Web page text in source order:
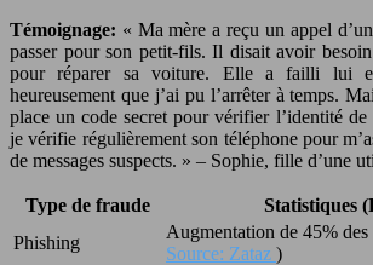
Témoignage: « Ma mère a reçu un appel
passer pour son petit-fils. Il disait avoir besoin
pour réparer sa voiture. Elle a failli lui
heureusement que j’ai pu l’arrêter à temps.
place un code secret pour vérifier l’identité de
je vérifie régulièrement son téléphone pour
de messages suspects. » – Sophie, fille d’une
Type de fraude
Statistiques
Phishing
Augmentation de 45%
Source: Zataz )